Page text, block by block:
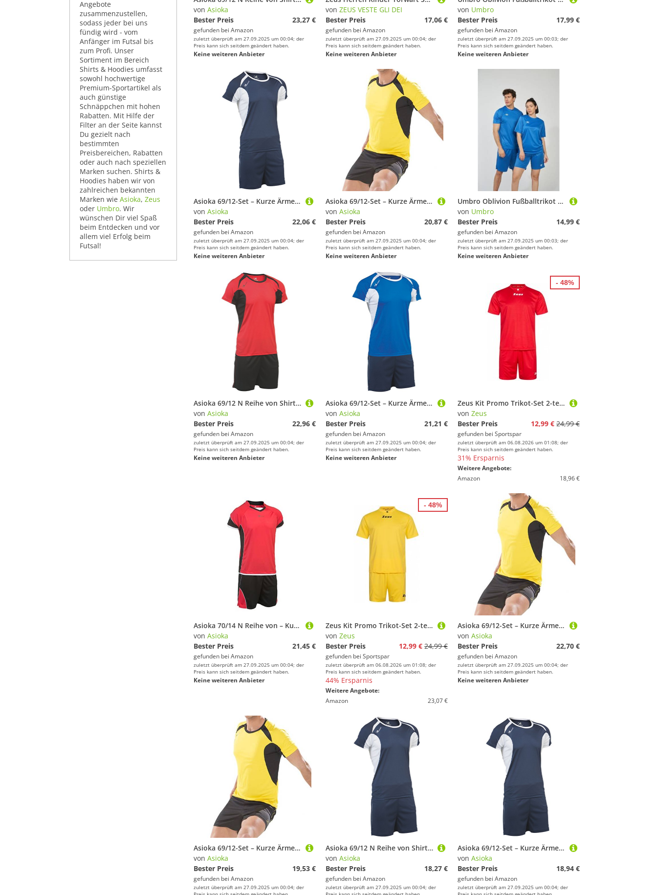
Angebote
zusammenzustellen,
sodass jeder bei uns
fündig wird - vom
Anfänger im Futsal bis
zum Profi. Unser
Sortiment im Bereich
Shirts & Hoodies umfasst
sowohl hochwertige
Premium-Sportartikel als
auch günstige
Schnäppchen mit hohen
Rabatten. Mit Hilfe der
Filter an der Seite kannst
Du gezielt nach
bestimmten
Preisbereichen, Rabatten
oder auch nach speziellen
Marken suchen. Shirts &
Hoodies haben wir von
zahlreichen bekannten
Marken wie Asioka, Zeus
oder Umbro. Wir
wünschen Dir viel Spaß
beim Entdecken und vor
allem viel Erfolg beim
Futsal!
von Asioka
Bester Preis
23,27 €
gefunden bei Amazon
zuletzt überprüft am 27.09.2025 um 00:04; der
Preis kann sich seitdem geändert haben.
Keine weiteren Anbieter
von ZEUS VESTE GLI DEI
Bester Preis
17,06 €
gefunden bei Amazon
zuletzt überprüft am 27.09.2025 um 00:04; der
Preis kann sich seitdem geändert haben.
Keine weiteren Anbieter
von Umbro
Bester Preis
17,99 €
gefunden bei Amazon
zuletzt überprüft am 27.09.2025 um 00:03; der
Preis kann sich seitdem geändert haben.
Keine weiteren Anbieter
Asioka 69/12-Set – Kurze Ärmel – Unisex Erwachsene L Marineblau
von Asioka
Bester Preis
22,06 €
gefunden bei Amazon
zuletzt überprüft am 27.09.2025 um 00:04; der
Preis kann sich seitdem geändert haben.
Keine weiteren Anbieter
Asioka 69/12-Set – Kurze Ärmel – Unisex Erwachsene M Gelb/Schwarz
von Asioka
Bester Preis
20,87 €
gefunden bei Amazon
zuletzt überprüft am 27.09.2025 um 00:04; der
Preis kann sich seitdem geändert haben.
Keine weiteren Anbieter
Umbro Oblivion Fußballtrikot für Herren
von Umbro
Bester Preis
14,99 €
gefunden bei Amazon
zuletzt überprüft am 27.09.2025 um 00:03; der
Preis kann sich seitdem geändert haben.
Keine weiteren Anbieter
Asioka 69/12 N Reihe von Shirts, Unisex Kinder XS Rot/Schwarz
von Asioka
Bester Preis
22,96 €
gefunden bei Amazon
zuletzt überprüft am 27.09.2025 um 00:04; der
Preis kann sich seitdem geändert haben.
Keine weiteren Anbieter
Asioka 69/12-Set – Kurze Ärmel – Unisex Erwachsene L Marineblau (Royal)
von Asioka
Bester Preis
21,21 €
gefunden bei Amazon
zuletzt überprüft am 27.09.2025 um 00:04; der
Preis kann sich seitdem geändert haben.
Keine weiteren Anbieter
Zeus Kit Promo Trikot-Set 2-teilig Rot
von Zeus
Bester Preis
12,99 € 24,99 €
gefunden bei Sportspar
zuletzt überprüft am 06.08.2026 um 01:08; der
Preis kann sich seitdem geändert haben.
31% Ersparnis
Weitere Angebote:
Amazon
18,96 €
- 48%
Asioka 70/14 N Reihe von – Kurze Ärmel, Kinder, Kinder, 70/14N, Rot/Schwarz, 8-10/3XS
von Asioka
Bester Preis
21,45 €
gefunden bei Amazon
zuletzt überprüft am 27.09.2025 um 00:04; der
Preis kann sich seitdem geändert haben.
Keine weiteren Anbieter
Zeus Kit Promo Trikot-Set 2-teilig Gelb
von Zeus
Bester Preis
12,99 € 24,99 €
gefunden bei Sportspar
zuletzt überprüft am 06.08.2026 um 01:08; der
Preis kann sich seitdem geändert haben.
44% Ersparnis
Weitere Angebote:
Amazon
23,07 €
- 48%
Asioka 69/12-Set – Kurze Ärmel – Unisex Erwachsene XXL Gelb/Schwarz
von Asioka
Bester Preis
22,70 €
gefunden bei Amazon
zuletzt überprüft am 27.09.2025 um 00:04; der
Preis kann sich seitdem geändert haben.
Keine weiteren Anbieter
Asioka 69/12-Set – Kurze Ärmel – Unisex Erwachsene XL Gelb/Schwarz
von Asioka
Bester Preis
19,53 €
gefunden bei Amazon
zuletzt überprüft am 27.09.2025 um 00:04; der
Asioka 69/12 N Reihe von Shirts, Unisex Kinder XS Marineblau
von Asioka
Bester Preis
18,27 €
gefunden bei Amazon
zuletzt überprüft am 27.09.2025 um 00:04; der
Asioka 69/12-Set – Kurze Ärmel – Unisex Erwachsene XXL Marineblau
von Asioka
Bester Preis
18,94 €
gefunden bei Amazon
zuletzt überprüft am 27.09.2025 um 00:04; der